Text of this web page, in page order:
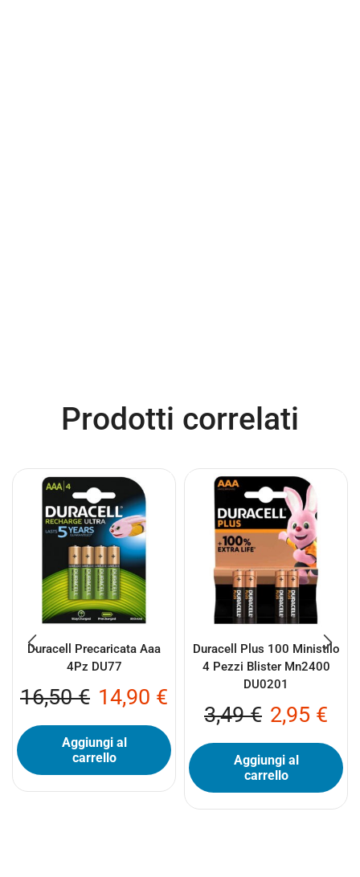
Prodotti correlati
Duracell Precaricata Aaa
4Pz DU77
16,50€ 14,90 €
Aggiungi al
carrello
Duracell Plus 100 Ministilo
4 Pezzi Blister Mn2400
DU0201
3,49€ 2,95 €
Aggiungi al
carrello